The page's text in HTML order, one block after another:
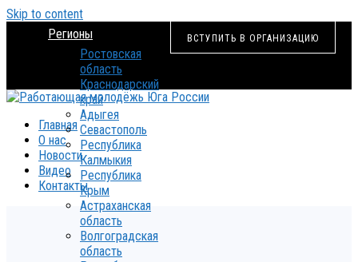
Skip to content
ВСТУПИТЬ В ОРГАНИЗАЦИЮ
Регионы
Ростовская
область
Краснодарский
край
Адыгея
Севастополь
Республика
Калмыкия
Республика
Крым
Астраханская
область
Волгоградская
область
Главная
О нас
Новости
Видео
Контакты